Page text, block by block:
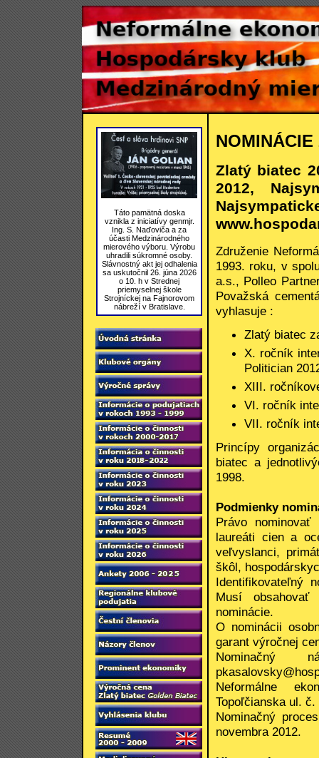
Táto pamätná doska
vznikla z iniciatívy genmjr.
Ing. S. Naďoviča a za
účasti Medzinárodného
mierového výboru. Výrobu
uhradili súkromné osoby.
Slávnostný akt jej odhalenia
sa uskutočnil 26. júna 2026
o 10. h v Strednej
priemyselnej škole
Strojníckej na Fajnorovom
nábreží v Bratislave.
NOMINÁCIE
Zlatý biatec
2012,
Združenie
1993. roku, v
a.s., Polleo
Považská
vyhlasuje :
Zlatý biatec
X. ročník
Politician
XIII.
VI. ročník
VII. ročník
Princípy
biatec a
1998.
Podmienky
Právo
laureáti cien a
veľvyslanci,
škôl,
Identifikovateľný
Musí obsahovať
nominácie.
O nominácii
garant výročnej
Neformálne
Topoľčianska ul.
Nominačný
novembra 2012.